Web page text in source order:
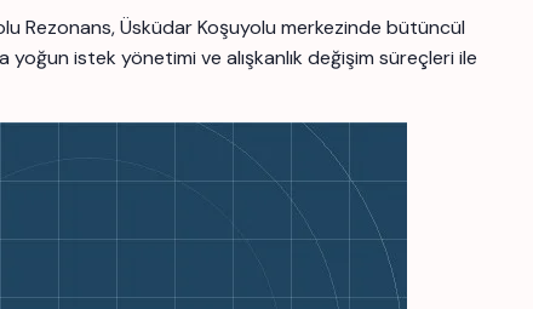
Rezonans, Üsküdar Koşuyolu merkezinde bütüncül
yoğun istek yönetimi ve alışkanlık değişim süreçleri ile